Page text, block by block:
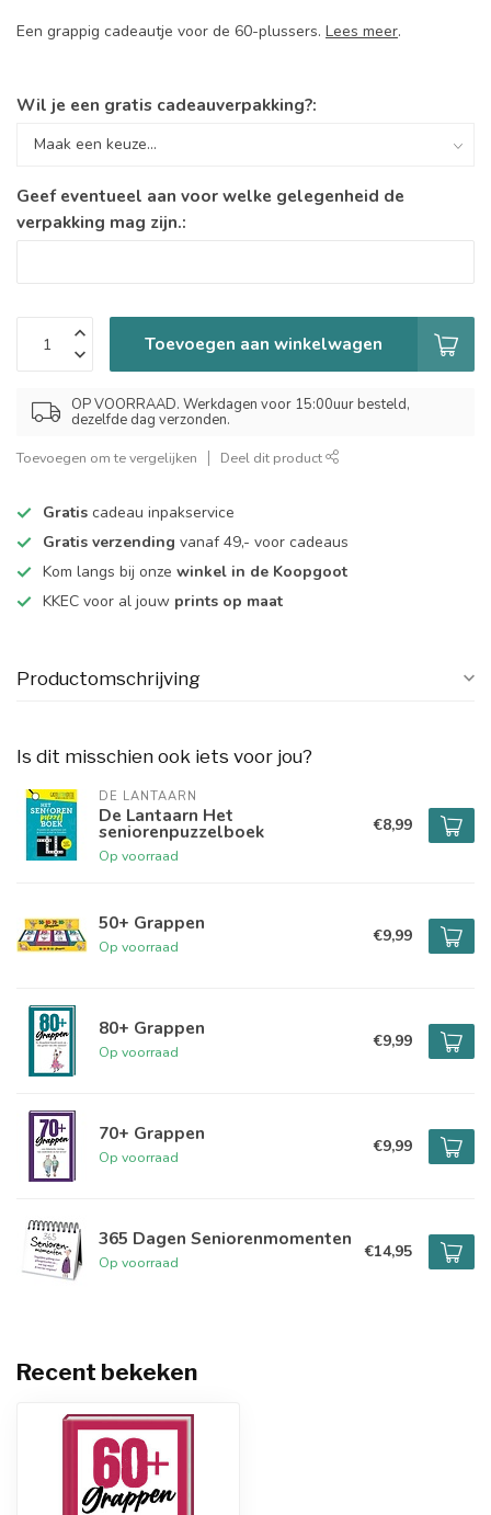
Een grappig cadeautje voor de 60-plussers. Lees meer.
Wil je een gratis cadeauverpakking?:
Geef eventueel aan voor welke gelegenheid de
verpakking mag zijn.:
Toevoegen aan winkelwagen
OP VOORRAAD. Werkdagen voor 15:00uur besteld,
dezelfde dag verzonden.
Toevoegen om te vergelijken Deel dit product
Gratis cadeau inpakservice
Gratis verzending vanaf 49,- voor cadeaus
Kom langs bij onze winkel in de Koopgoot
KKEC voor al jouw prints op maat
Productomschrijving
Is dit misschien ook iets voor jou?
DE LANTAARN
De Lantaarn Het
seniorenpuzzelboek
Op voorraad
€8,99
50+ Grappen
Op voorraad
€9,99
80+ Grappen
Op voorraad
€9,99
70+ Grappen
Op voorraad
€9,99
365 Dagen Seniorenmomenten
Op voorraad
€14,95
Recent bekeken